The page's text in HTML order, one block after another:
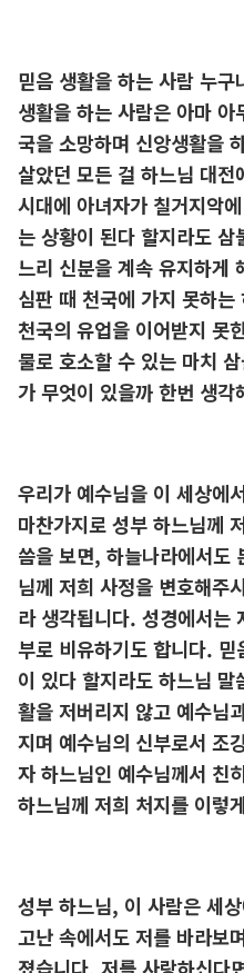
믿음 생활을 하는 사람 누
생활을 하는 사람은 아마
국을 소망하며 신앙생활을
살았던 모든 걸 하느님 대
시대에 아녀자가 칠거지악
는 상황이 된다 할지라도
느리 신분을 계속 유지하게
심판 때 천국에 가지 못하
천국의 유업을 이어받지 못
물로 호소할 수 있는 마치
가 무엇이 있을까 한번 생각
우리가 예수님을 이 세상에
마찬가지로 성부 하느님께
씀을 보면, 하늘나라에서도
님께 저희 사정을 변호해주
라 생각됩니다. 성경에서는
부로 비유하기도 합니다.
이 있다 할지라도 하느님
활을 저버리지 않고 예수님
지며 예수님의 신부로서 조
자 하느님인 예수님께서 친
하느님께 저희 처지를 이렇
성부 하느님, 이 사람은 세
고난 속에서도 저를 바라보